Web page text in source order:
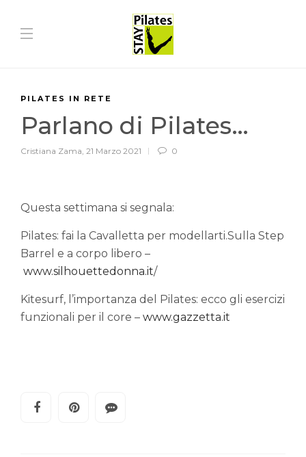
PILATES IN RETE
Parlano di Pilates…
Cristiana Zama, 21 Marzo 2021 0
Questa settimana si segnala:
Pilates: fai la Cavalletta per modellarti.Sulla Step
Barrel e a corpo libero –
www.silhouettedonna.it/
Kitesurf, l’importanza del Pilates: ecco gli esercizi
funzionali per il core – www.gazzetta.it